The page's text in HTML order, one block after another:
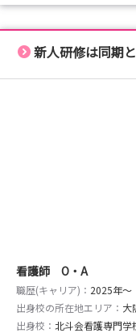
新人研修は同期と
看護師 O・A
職歴(キャリア)： 2025年〜
出身校の所在地エリア： 大
出身校： 北斗会看護専門学